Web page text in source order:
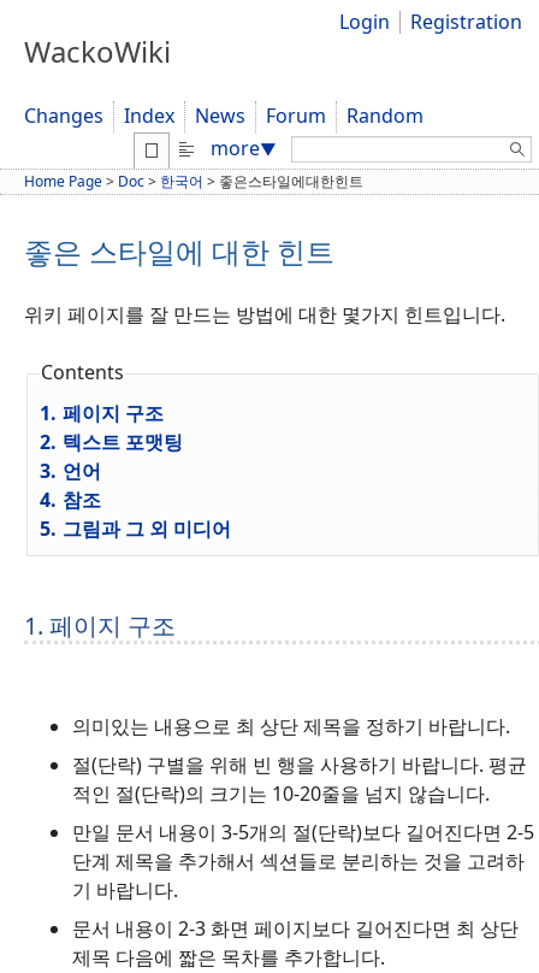
WackoWiki
Login Registration
Changes Index News Forum
Random
more▼ Search:
Home Page> Doc> 한국어 > 좋은스타일에대한힌트
좋은 스타일에 대한 힌트
위키 페이지를 잘 만드는 방법에 대한 몇가지 힌트입니다.
Contents
1. 페이지 구조
2. 텍스트 포맷팅
3. 언어
4. 참조
5. 그림과 그 외 미디어
1. 페이지 구조
의미있는 내용으로 최 상단 제목을 정하기 바랍니다.
절(단락) 구별을 위해 빈 행을 사용하기 바랍니다. 평균
적인 절(단락)의 크기는 10-20줄을 넘지 않습니다.
만일 문서 내용이 3-5개의 절(단락)보다 길어진다면 2-5
단계 제목을 추가해서 섹션들로 분리하는 것을 고려하
기 바랍니다.
문서 내용이 2-3 화면 페이지보다 길어진다면 최 상단
제목 다음에 짧은 목차를 추가합니다.